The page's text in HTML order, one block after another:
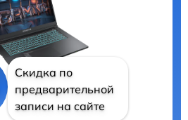
Скидка по
предварительной
записи на сайте